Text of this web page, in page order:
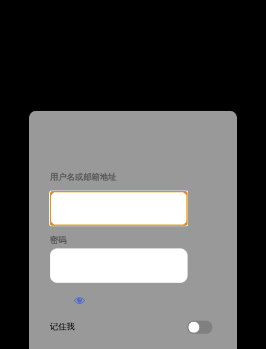
用户名或邮箱地址
密码
记住我